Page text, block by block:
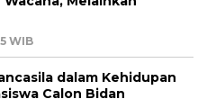
WIB
dalam Kehidupan
Calon Bidan